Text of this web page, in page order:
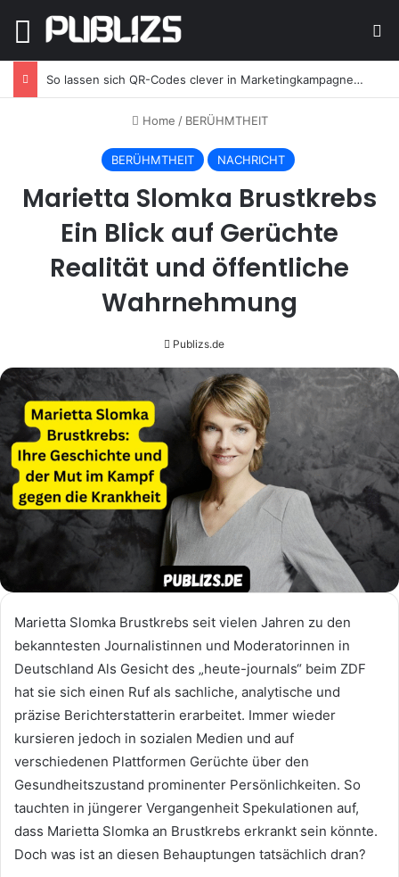
Menu
So lassen sich QR-Codes clever in Marketingkampagnen integrieren
Home / BERÜHMTHEIT
BERÜHMTHEIT NACHRICHT
Marietta Slomka Brustkrebs
Ein Blick auf Gerüchte
Realität und öffentliche
Wahrnehmung
Publizs.de
Marietta Slomka Brustkrebs seit vielen Jahren zu den
bekanntesten Journalistinnen und Moderatorinnen in
Deutschland Als Gesicht des „heute-journals“ beim ZDF
hat sie sich einen Ruf als sachliche, analytische und
präzise Berichterstatterin erarbeitet. Immer wieder
kursieren jedoch in sozialen Medien und auf
verschiedenen Plattformen Gerüchte über den
Gesundheitszustand prominenter Persönlichkeiten. So
tauchten in jüngerer Vergangenheit Spekulationen auf,
dass Marietta Slomka an Brustkrebs erkrankt sein könnte.
Doch was ist an diesen Behauptungen tatsächlich dran?